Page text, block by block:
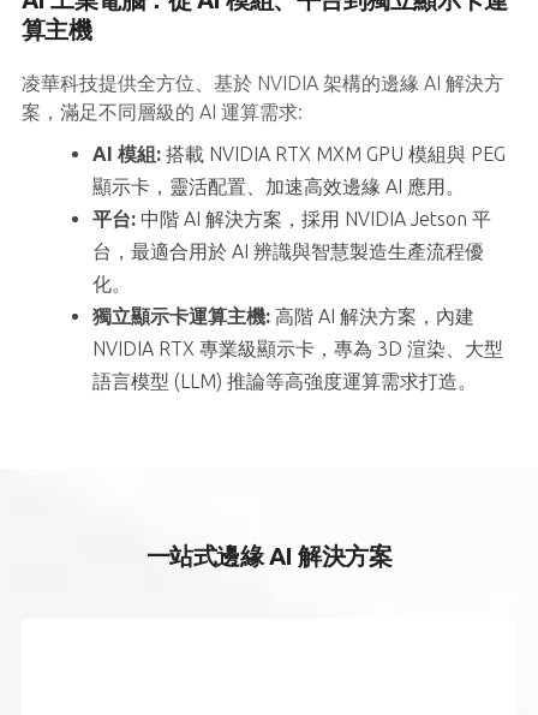
算主機
凌華科技提供全方位、基於 NVIDIA 架構的邊緣 AI 解決方
案，滿足不同層級的 AI 運算需求:
AI 模組:搭載 NVIDIA RTX MXM GPU 模組與 PEG
顯示卡，靈活配置、加速高效邊緣 AI 應用。
平台: 中階 AI 解決方案，採用 NVIDIA Jetson 平
台，最適合用於 AI 辨識與智慧製造生產流程優
化。
獨立顯示卡運算主機:高階 AI 解決方案，內建
NVIDIA RTX 專業級顯示卡，專為 3D 渲染、大型
語言模型 (LLM) 推論等高強度運算需求打造。
一站式邊緣 AI 解決方案